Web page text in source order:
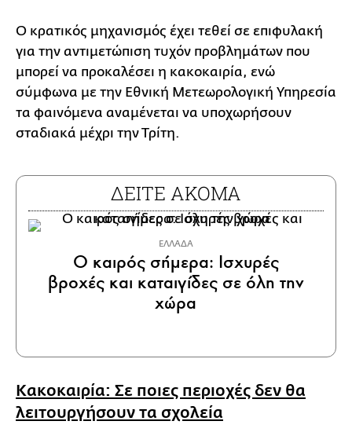
Ο κρατικός μηχανισμός έχει τεθεί σε επιφυλακή
για την αντιμετώπιση τυχόν προβλημάτων που
μπορεί να προκαλέσει η κακοκαιρία, ενώ
σύμφωνα με την Εθνική Μετεωρολογική Υπηρεσία
τα φαινόμενα αναμένεται να υποχωρήσουν
σταδιακά μέχρι την Τρίτη.
ΔΕΙΤΕ ΑΚΟΜΑ
ΕΛΛΑΔΑ
Ο καιρός σήμερα: Ισχυρές
βροχές και καταιγίδες σε όλη την
χώρα
Κακοκαιρία: Σε ποιες περιοχές δεν θα
λειτουργήσουν τα σχολεία